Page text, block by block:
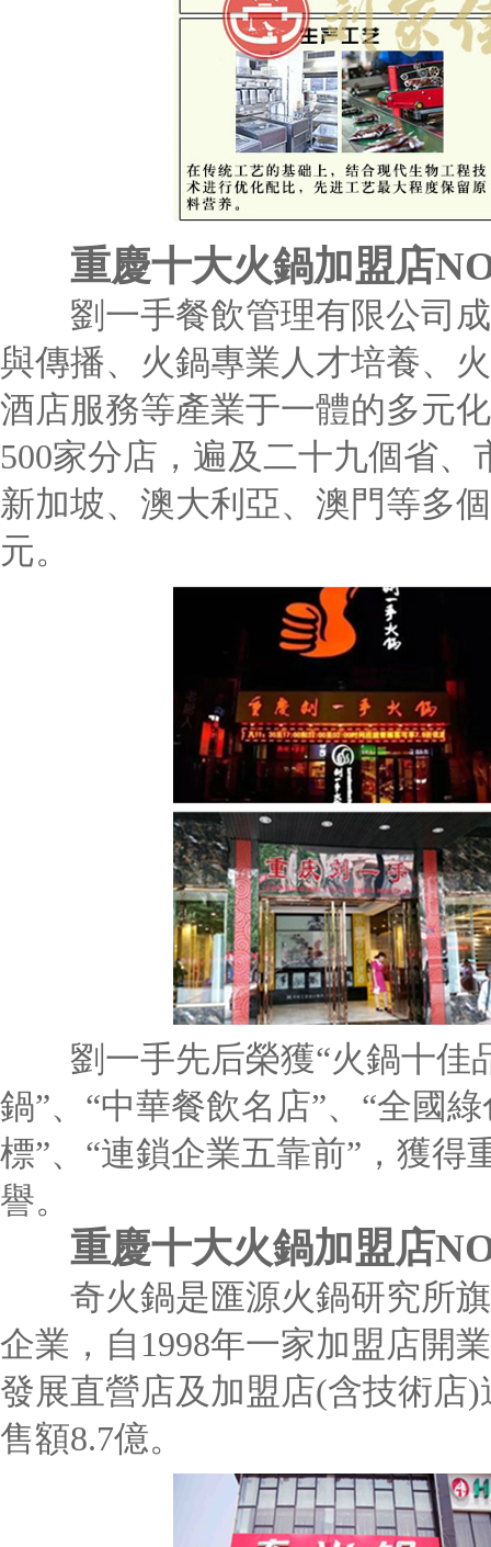
重慶十大火鍋加盟店
劉一手餐飲管理有限公司成
與傳播、火鍋專業人才培養、
酒店服務等產業于一體的多元
500家分店，遍及二十九個省
新加坡、澳大利亞、澳門等多
元。
劉一手先后榮獲“火鍋十佳
鍋”、“中華餐飲名店”、“全國
標”、“連鎖企業五靠前”，獲
譽。
重慶十大火鍋加盟店
奇火鍋是匯源火鍋研究所旗
企業，自1998年一家加盟店開
發展直營店及加盟店(含技術店
售額8.7億。